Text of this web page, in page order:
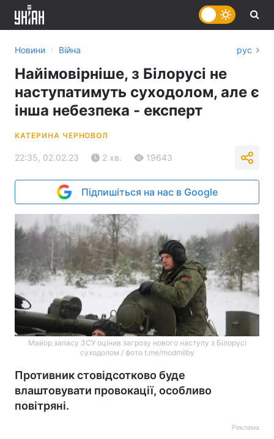
Новини › Війна рус
Найімовірніше, з Білорусі не
наступатимуть суходолом, але є
інша небезпека - експерт
КАТЕРИНА ЧЕРНОВОЛ
22:35, 02.02.23 2 хв. 19643
Підпишіться на нас в Google
Майор запасу ЗСУ оцінив загрозу нового наступу з Білорусі
суходолом / фото t.me/modmilby
Противник стовідсотково буде
влаштовувати провокації, особливо
повітряні.
Реклама